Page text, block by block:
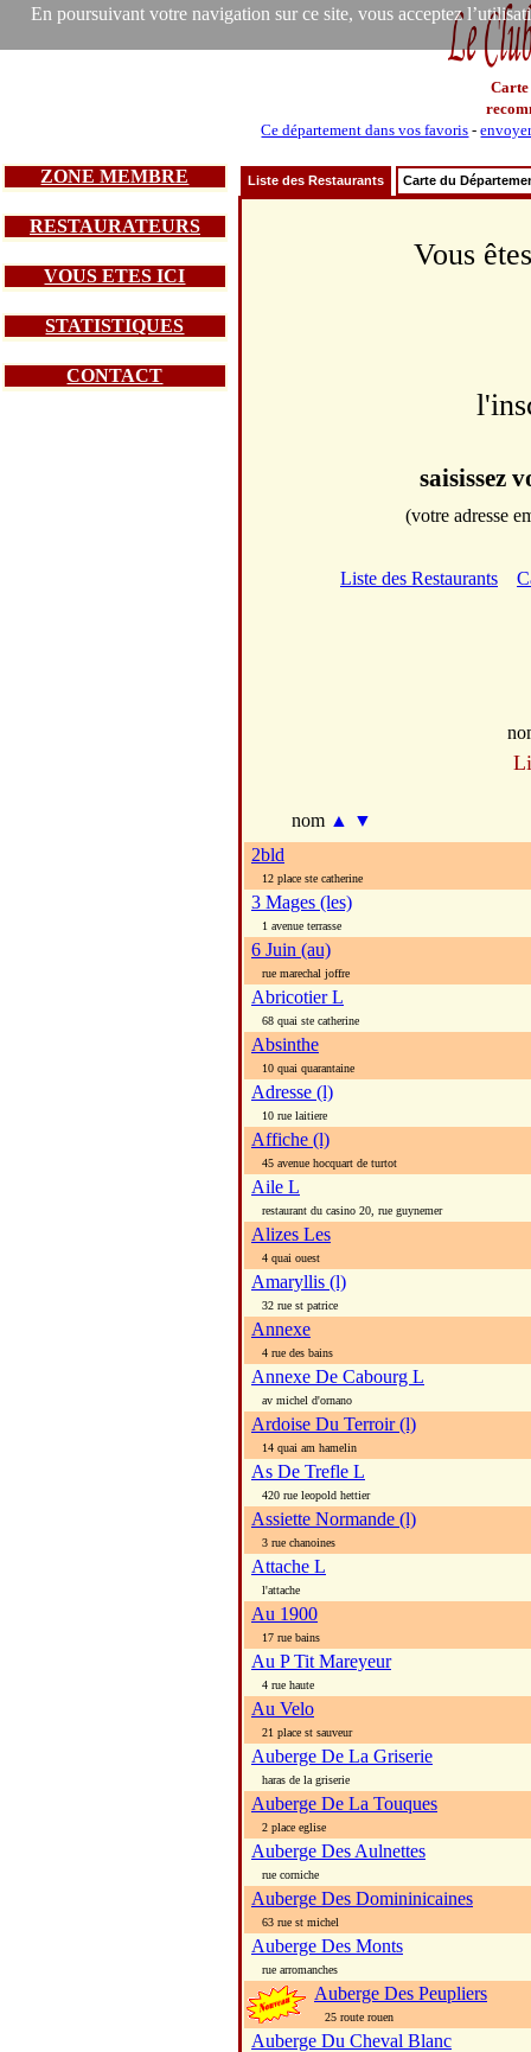
En poursuivant votre navigation sur ce site, vous acceptez
Carte
Ce département dans vos favoris -
ZONE MEMBRE
RESTAURATEURS
VOUS ETES ICI
STATISTIQUES
CONTACT
Liste des Restaurants Carte du
Vous
saisissez
(votre adresse
Liste des Restaurants
nom ▲
▼
2bld
12 place ste catherine
3 Mages (les)
1 avenue terrasse
6 Juin (au)
rue marechal joffre
Abricotier L
68 quai ste catherine
Absinthe
10 quai quarantaine
Adresse (l)
10 rue laitiere
Affiche (l)
45 avenue hocquart de turtot
Aile L
restaurant du casino 20, rue guynemer
Alizes Les
4 quai ouest
Amaryllis (l)
32 rue st patrice
Annexe
4 rue des bains
Annexe De Cabourg L
av michel d'ornano
Ardoise Du Terroir (l)
14 quai am hamelin
As De Trefle L
420 rue leopold hettier
Assiette Normande (l)
3 rue chanoines
Attache L
l'attache
Au 1900
17 rue bains
Au P Tit Mareyeur
4 rue haute
Au Velo
21 place st sauveur
Auberge De La Griserie
haras de la griserie
Auberge De La Touques
2 place eglise
Auberge Des Aulnettes
rue corniche
Auberge Des Domininicaines
63 rue st michel
Auberge Des Monts
rue arromanches
Auberge Des Peupliers
25 route rouen
Auberge Du Cheval Blanc